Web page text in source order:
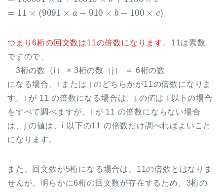
11× 9091× 910× b 100 ×c)
つまり6桁の回文数は11の倍数になります。 11は素数
ですので、
3桁の数（i） × 3桁の数（j） ＝ 6桁の数
になる場合、i または j のどちらかが11の倍数になりま
す。i が 11 の倍数になる場合は、j の値は i 以下の場合
をすべて調べますが、i が 11 の倍数にならない場合
は、j の値は、i 以下の11 の倍数だけ調べればよいこと
になります。
また、回文数が5桁になる場合は、11の倍数とはなりま
せんが、明らかに6桁の回文数が存在するため、3桁の